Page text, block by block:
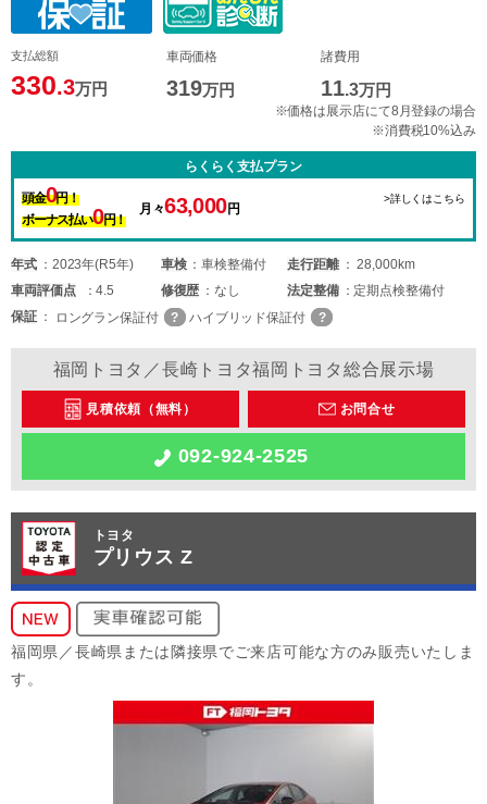
支払総額
330.3万円
車両価格
319万円
諸費用
11.3万円
※価格は展示店にて8月登録の場合
※消費税10%込み
らくらく支払プラン
頭金0円！
ボーナス払い0円！
月々63,000円
>詳しくはこちら
年式 2023年(R5年) 車検 車検整備付 走行距離
28,000km
車両評価点 4.5 修復歴 なし 法定整備
定期点検整備付
保証
ロングラン保証付 ハイブリッド保証付
福岡トヨタ／長崎トヨタ福岡トヨタ総合展示場
見積依頼（無料） お問合せ
092-924-2525
トヨタ
プリウス Z
福岡県／長崎県または隣接県でご来店可能な方のみ販売いたしま
す。